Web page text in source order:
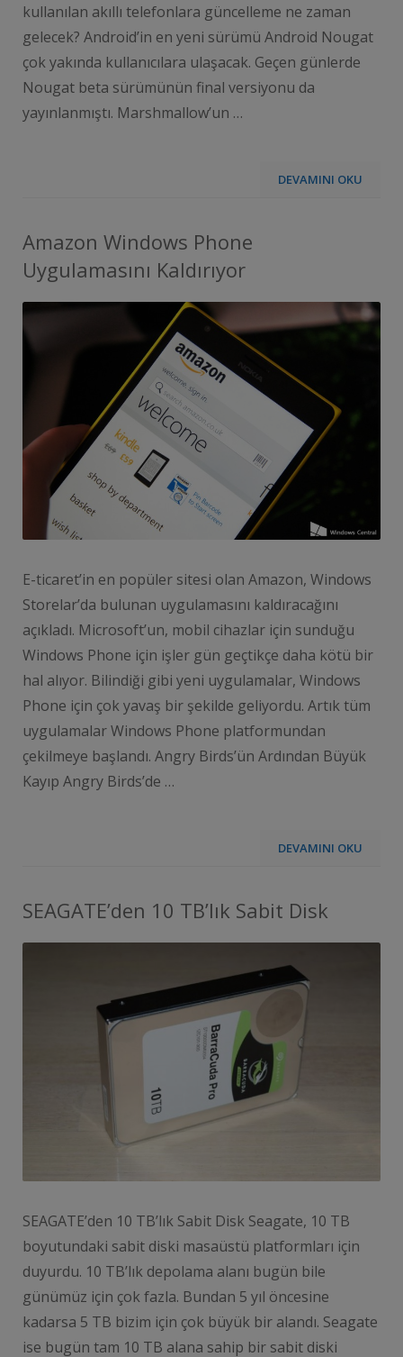
kullanılan akıllı telefonlara güncelleme ne zaman
gelecek? Android’in en yeni sürümü Android Nougat
çok yakında kullanıcılara ulaşacak. Geçen günlerde
Nougat beta sürümünün final versiyonu da
yayınlanmıştı. Marshmallow’un …
DEVAMINI OKU
Amazon Windows Phone
Uygulamasını Kaldırıyor
E-ticaret’in en popüler sitesi olan Amazon, Windows
Storelar’da bulunan uygulamasını kaldıracağını
açıkladı. Microsoft’un, mobil cihazlar için sunduğu
Windows Phone için işler gün geçtikçe daha kötü bir
hal alıyor. Bilindiği gibi yeni uygulamalar, Windows
Phone için çok yavaş bir şekilde geliyordu. Artık tüm
uygulamalar Windows Phone platformundan
çekilmeye başlandı. Angry Birds’ün Ardından Büyük
Kayıp Angry Birds’de …
DEVAMINI OKU
SEAGATE’den 10 TB’lık Sabit Disk
SEAGATE’den 10 TB’lık Sabit Disk Seagate, 10 TB
boyutundaki sabit diski masaüstü platformları için
duyurdu. 10 TB’lık depolama alanı bugün bile
günümüz için çok fazla. Bundan 5 yıl öncesine
kadarsa 5 TB bizim için çok büyük bir alandı. Seagate
ise bugün tam 10 TB alana sahip bir sabit diski